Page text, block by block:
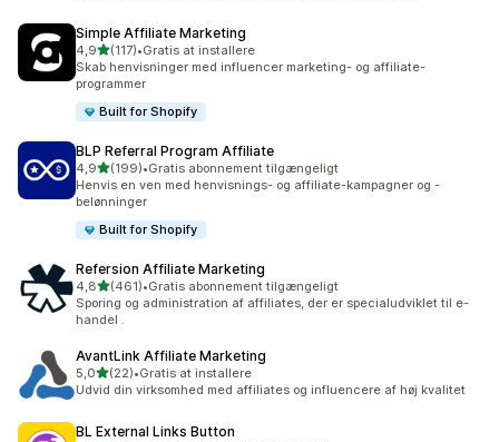
Simple Affiliate Marketing
4,9ud af 5 stjerner
(117)
117 anmeldelser i alt
•Gratis at installere
Skab henvisninger med influencer marketing- og affiliate-
programmer
Built for Shopify
BLP Referral Program Affiliate
4,9ud af 5 stjerner
(199)
199 anmeldelser i alt
•Gratis abonnement tilgængeligt
Henvis en ven med henvisnings- og affiliate-kampagner og -
belønninger
Built for Shopify
Refersion Affiliate Marketing
4,8ud af 5 stjerner
(461)
461 anmeldelser i alt
•Gratis abonnement tilgængeligt
Sporing og administration af affiliates, der er specialudviklet til e-
handel .
AvantLink Affiliate Marketing
5,0ud af 5 stjerner
(22)
22 anmeldelser i alt
•Gratis at installere
Udvid din virksomhed med affiliates og influencere af høj kvalitet
BL External Links Button